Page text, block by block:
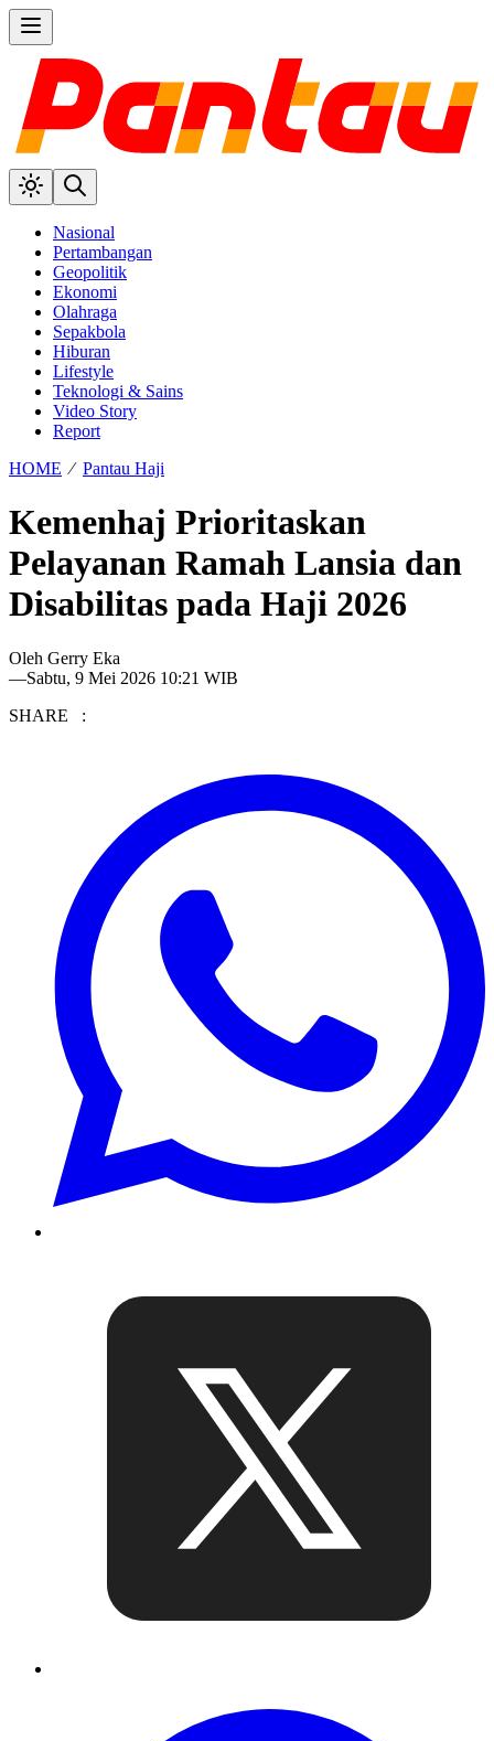
Nasional
Pertambangan
Geopolitik
Ekonomi
Olahraga
Sepakbola
Hiburan
Lifestyle
Teknologi & Sains
Video Story
Report
HOME ⁄ Pantau Haji
Kemenhaj Prioritaskan
Pelayanan Ramah Lansia dan
Disabilitas pada Haji 2026
Oleh Gerry Eka
—Sabtu, 9 Mei 2026 10:21 WIB
SHARE :